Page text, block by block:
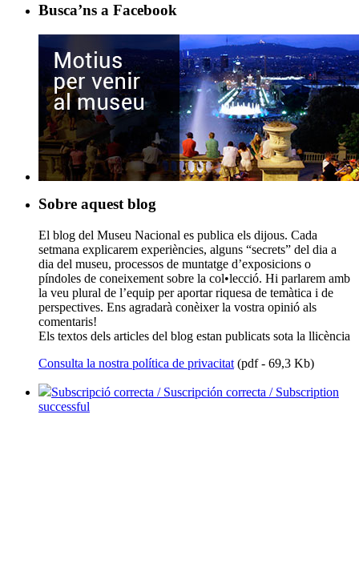
Busca’ns a Facebook
Sobre aquest blog
El blog del Museu Nacional es publica els dijous. Cada
setmana explicarem experiències, alguns “secrets” del dia a
dia del museu, processos de muntatge d’exposicions o
píndoles de coneixement sobre la col•lecció. Hi parlarem amb
la veu plural de l’equip per aportar riquesa de temàtica i de
perspectives. Ens agradarà conèixer la vostra opinió als
comentaris!
Els textos dels articles del blog estan publicats sota la llicència
Consulta la nostra política de privacitat (pdf - 69,3 Kb)
Subscripció correcta / Suscripción correcta / Subscription
successful